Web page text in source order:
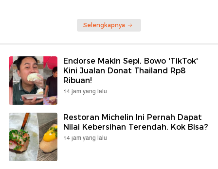
Selengkapnya
Endorse Makin Sepi, Bowo 'TikTok'
Kini Jualan Donat Thailand Rp8
Ribuan!
14 jam yang lalu
Restoran Michelin Ini Pernah Dapat
Nilai Kebersihan Terendah, Kok Bisa?
14 jam yang lalu